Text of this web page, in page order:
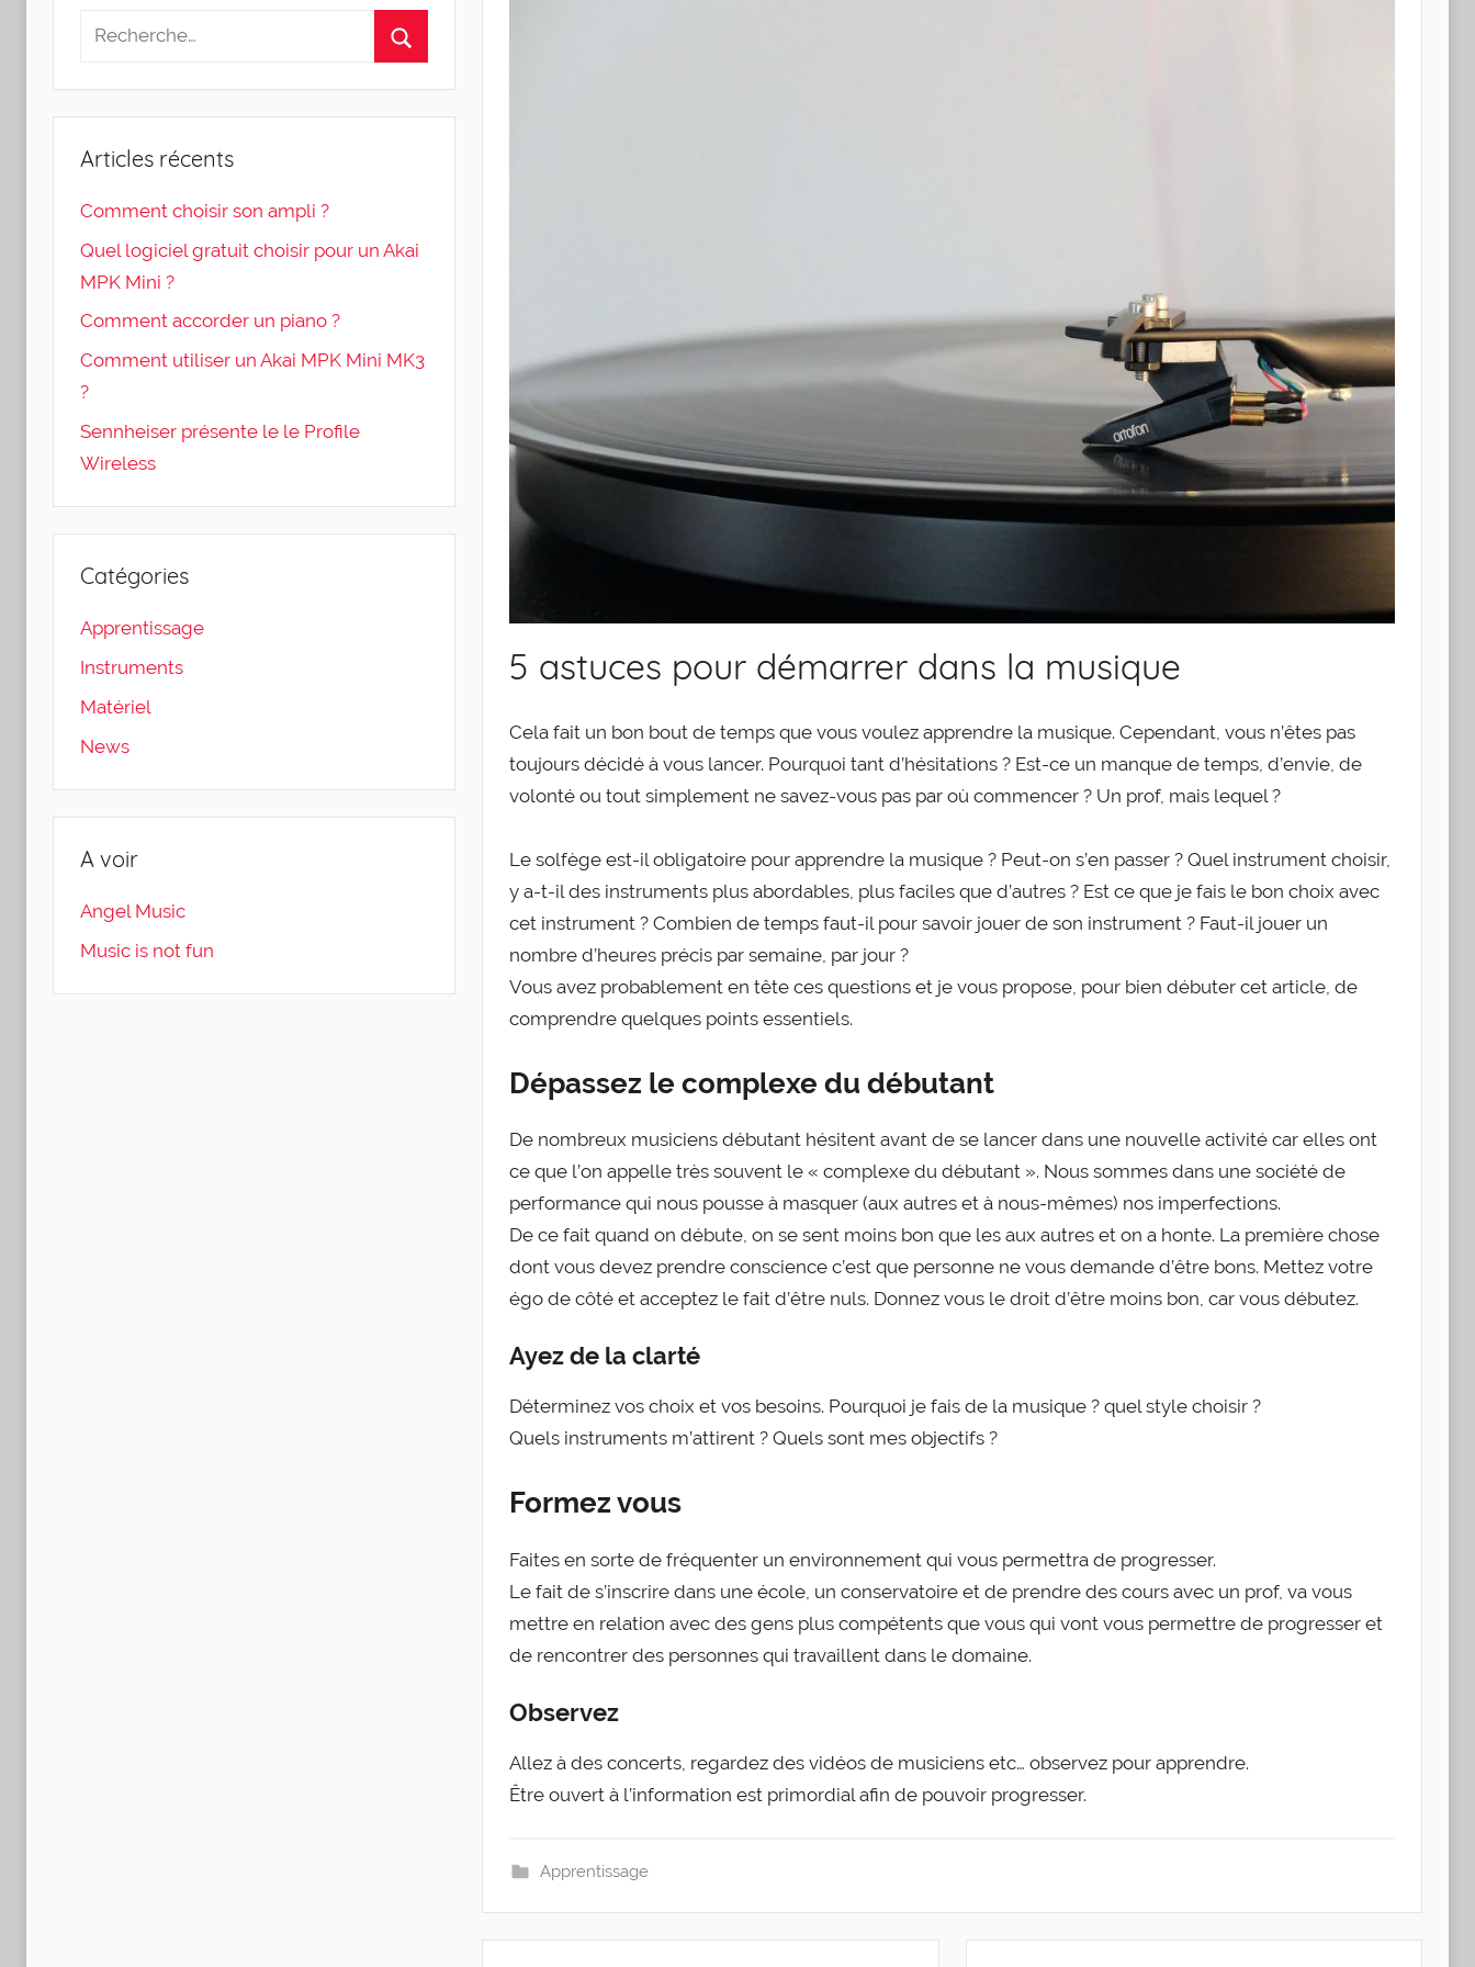
5 astuces pour démarrer dans la musique
Cela fait un bon bout de temps que vous voulez apprendre la musique. Cependant, vous n’êtes pas
toujours décidé à vous lancer. Pourquoi tant d’hésitations ? Est-ce un manque de temps, d’envie, de
volonté ou tout simplement ne savez-vous pas par où commencer ? Un prof, mais lequel ?
Le solfège est-il obligatoire pour apprendre la musique ? Peut-on s’en passer ? Quel instrument choisir,
y a-t-il des instruments plus abordables, plus faciles que d’autres ? Est ce que je fais le bon choix avec
cet instrument ? Combien de temps faut-il pour savoir jouer de son instrument ? Faut-il jouer un
nombre d’heures précis par semaine, par jour ?
Vous avez probablement en tête ces questions et je vous propose, pour bien débuter cet article, de
comprendre quelques points essentiels.
Dépassez le complexe du débutant
De nombreux musiciens débutant hésitent avant de se lancer dans une nouvelle activité car elles ont
ce que l’on appelle très souvent le « complexe du débutant ». Nous sommes dans une société de
performance qui nous pousse à masquer (aux autres et à nous-mêmes) nos imperfections.
De ce fait quand on débute, on se sent moins bon que les aux autres et on a honte. La première chose
dont vous devez prendre conscience c’est que personne ne vous demande d’être bons. Mettez votre
égo de côté et acceptez le fait d’être nuls. Donnez vous le droit d’être moins bon, car vous débutez.
Ayez de la clarté
Déterminez vos choix et vos besoins. Pourquoi je fais de la musique ? quel style choisir ?
Quels instruments m’attirent ? Quels sont mes objectifs ?
Formez vous
Faites en sorte de fréquenter un environnement qui vous permettra de progresser.
Le fait de s’inscrire dans une école, un conservatoire et de prendre des cours avec un prof, va vous
mettre en relation avec des gens plus compétents que vous qui vont vous permettre de progresser et
de rencontrer des personnes qui travaillent dans le domaine.
Observez
Allez à des concerts, regardez des vidéos de musiciens etc… observez pour apprendre.
Être ouvert à l’information est primordial afin de pouvoir progresser.
Apprentissage
Articles récents
Comment choisir son ampli ?
Quel logiciel gratuit choisir pour un Akai
MPK Mini ?
Comment accorder un piano ?
Comment utiliser un Akai MPK Mini MK3
?
Sennheiser présente le le Profile
Wireless
Catégories
Apprentissage
Instruments
Matériel
News
A voir
Angel Music
Music is not fun